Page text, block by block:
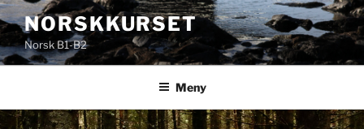
Gå
til
innhold
NORSKKURSET
Norsk B1-B2
Meny